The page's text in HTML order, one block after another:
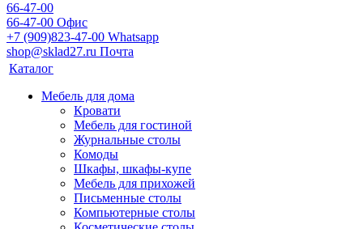
66-47-00
66-47-00 Офис
+7 (909)823-47-00 Whatsapp
shop@sklad27.ru Почта
Каталог
Мебель для дома
Кровати
Мебель для гостиной
Журнальные столы
Комоды
Шкафы, шкафы-купе
Мебель для прихожей
Письменные столы
Компьютерные столы